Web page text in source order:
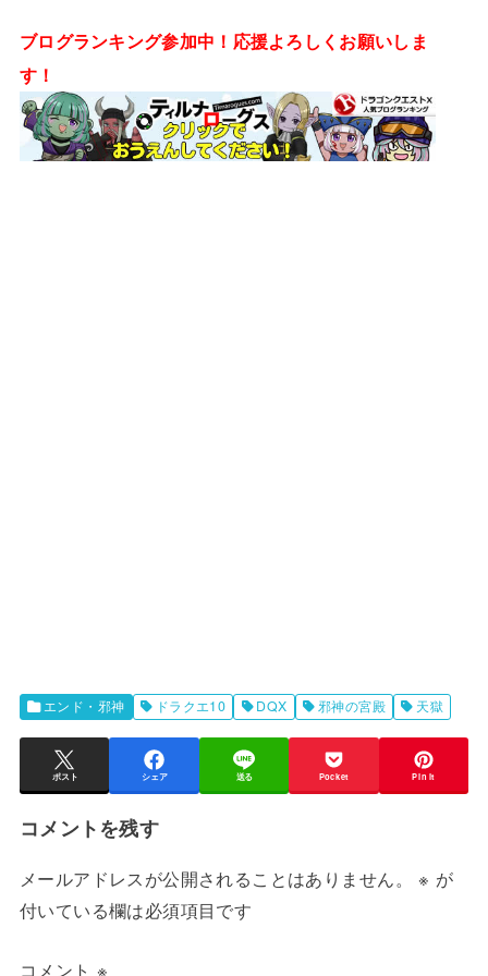
ブログランキング参加中！応援よろしくお願いしま
す！
エンド・邪神 ドラクエ10 DQX 邪神の宮殿 天獄
ポスト シェア 送る Pocket Pin it
コメントを残す
メールアドレスが公開されることはありません。 ※ が
付いている欄は必須項目です
コメント ※